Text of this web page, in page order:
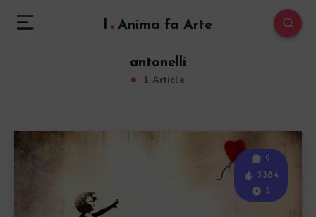
l Anima fa Arte
antonelli
1 Article
2
3384
5